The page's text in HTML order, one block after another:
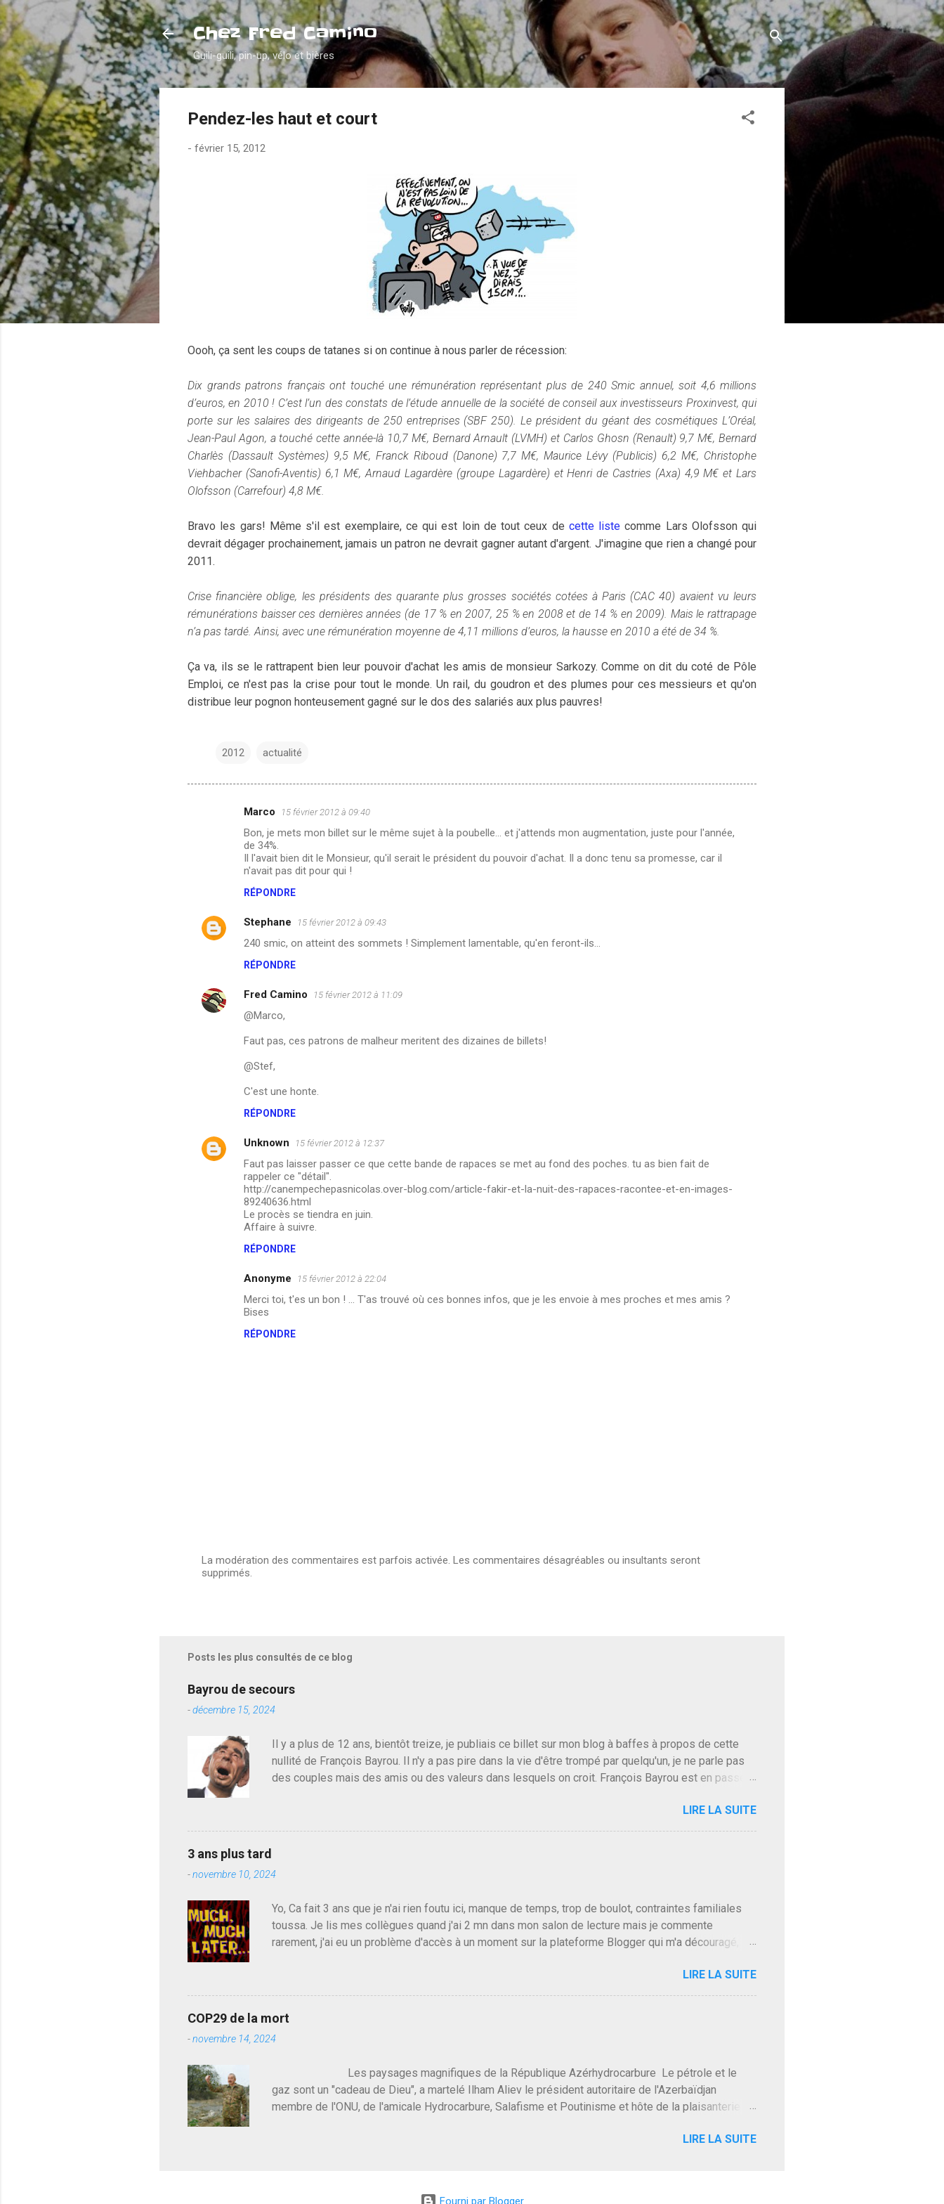
Accéder au contenu principal
Chez Fred Camino
Guili-guili, pin-up, vélo et bières
Pendez-les haut et court
- février 15, 2012
Oooh, ça sent les coups de tatanes si on continue à nous parler de récession:
Dix grands patrons français ont touché une rémunération représentant plus de 240 Smic annuel, soit 4,6 millions
d’euros, en 2010 ! C’est l’un des constats de l’étude annuelle de la société de conseil aux investisseurs Proxinvest, qui
porte sur les salaires des dirigeants de 250 entreprises (SBF 250). Leprésident du géant des cosmétiques L’Oréal,
Jean-Paul Agon, a touché cette année-là 10,7 M€, Bernard Arnault (LVMH) et Carlos Ghosn (Renault) 9,7 M€, Bernard
Charlès (Dassault Systèmes) 9,5 M€, Franck Riboud (Danone) 7,7 M€, Maurice Lévy (Publicis) 6,2 M€, Christophe
Viehbacher (Sanofi-Aventis) 6,1 M€, Arnaud Lagardère (groupe Lagardère) et Henri de Castries (Axa) 4,9 M€ et Lars
Olofsson (Carrefour) 4,8 M€.
Bravo les gars! Même s'il est exemplaire, ce qui est loin de tout ceux de cette liste comme Lars Olofsson qui
devrait dégager prochainement, jamais un patron ne devrait gagner autant d'argent. J'imagine que rien a changé pour
2011.
Crise financière oblige, les présidents des quarante plus grosses sociétés cotées à Paris (CAC 40) avaient vu leurs
rémunérations baisser ces dernières années (de 17 % en 2007, 25 % en 2008 et de 14 % en 2009). Mais le rattrapage
n’a pas tardé. Ainsi, avec une rémunération moyenne de 4,11 millions d’euros, la hausse en 2010 a été de 34 %.
Ça va, ils se le rattrapent bien leur pouvoir d'achat les amis de monsieur Sarkozy. Comme on dit du coté de Pôle
Emploi, ce n'est pas la crise pour tout le monde. Un rail, du goudron et des plumes pour ces messieurs et qu'on
distribue leur pognon honteusement gagné sur le dos des salariés aux plus pauvres!
2012 actualité
n
t
r
e
Marco 15 février 2012 à 09:40
Bon, je mets mon billet sur le même sujet à la poubelle... et j'attends mon augmentation, juste pour l'année,
de 34%.
Il l'avait bien dit le Monsieur, qu'il serait le président du pouvoir d'achat. Il a donc tenu sa promesse, car il
n'avait pas dit pour qui !
RÉPONDRE
Stephane 15 février 2012 à 09:43
240 smic, on atteint des sommets ! Simplement lamentable, qu'en feront-ils...
RÉPONDRE
Fred Camino 15 février 2012 à 11:09
@Marco,
Faut pas, ces patrons de malheur meritent des dizaines de billets!
@Stef,
C'est une honte.
RÉPONDRE
Unknown 15 février 2012 à 12:37
Faut pas laisser passer ce que cette bande de rapaces se met au fond des poches. tu as bien fait de
rappeler ce "détail".
http://canempechepasnicolas.over-blog.com/article-fakir-et-la-nuit-des-rapaces-racontee-et-en-images-
89240636.html
Le procès se tiendra en juin.
Affaire à suivre.
RÉPONDRE
Anonyme 15 février 2012 à 22:04
Merci toi, t'es un bon ! ... T'as trouvé où ces bonnes infos, que je les envoie à mes proches et mes amis ?
Bises
RÉPONDRE
E
t
e
r
u
m
m
e
n
r
La modération des commentaires est parfois activée. Les commentaires désagréables ou insultants seront
supprimés.
Posts les plus consultés de ce blog
Bayrou de secours
-décembre 15, 2024
Il y a plus de 12 ans, bientôt treize, je publiais ce billet sur mon blog à baffes à propos de cette
nullité de François Bayrou. Il n'y a pas pire dans la vie d'être trompé par quelqu'un, je ne parle pas
des couples mais des amis ou des valeurs dans lesquels on croit. François Bayrou est en passe
déjà le candidat de la droite molle plus proche de Sarkozy que de Hollande, sinon il serait candidat
du centre de la gauche molle mais quand on écoutait ses discours critiques presque sincères
de l'Assemblée ou du Sénat. Ou assister au débarquement des américains en Normandie. Bayrou
LIRE LA SUITE
3 ans plus tard
-novembre 10, 2024
Yo, Ca fait 3 ans que je n'ai rien foutu ici, manque de temps, trop de boulot, contraintes familiales
toussa. Je lis mes collègues quand j'ai 2 mn dans mon salon de lecture mais je commente
rarement, j'ai eu un problème d'accès à un moment sur la plateforme Blogger qui m'a découragé,
pouvoir, Vlad Poutine qui a déclaré la guerre à l'Europe via l'Ukraine reçoit des troupes de Kim Mes
Couilles Un, Les islamistes de la religion de paix et d'amour déclenchent l'intifada mondiale après
demandait pas plus sont un tantinet excessif . Quelque part je ne peux pas franchement lui en
vouloir, quand un attentat touche ton pays avec 1700 morts, tu as envie d'exploser la gueule de
LIRE LA SUITE
COP29 de la mort
-novembre 14, 2024
Les paysages magnifiques de la République Azérhydrocarbure Le pétrole et le
gaz sont un "cadeau de Dieu", a martelé Ilham Aliev le président autoritaire de l'Azerbaïdjan
membre de l'ONU, de l'amicale Hydrocarbure, Salafisme et Poutinisme et hôte de la plaisanterie
le mieux c'est d'en crever directement. On pourrait en rire mais ce dictateur d'une autre époque est
LIRE LA SUITE
Fourni par Blogger